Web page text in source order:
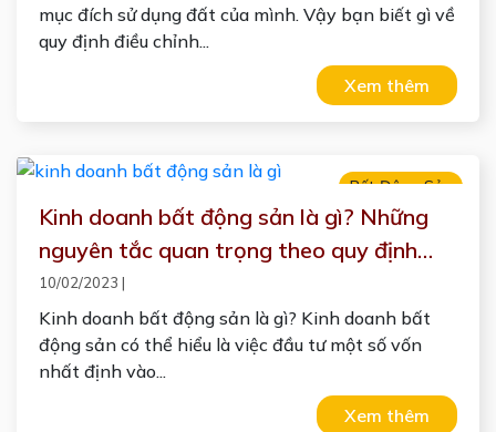
mục đích sử dụng đất của mình. Vậy bạn biết gì về
quy định điều chỉnh...
Xem thêm
Bất Động Sản
Kinh doanh bất động sản là gì? Những
nguyên tắc quan trọng theo quy định
pháp luật?
10/02/2023 |
Kinh doanh bất động sản là gì? Kinh doanh bất
động sản có thể hiểu là việc đầu tư một số vốn
nhất định vào...
Xem thêm